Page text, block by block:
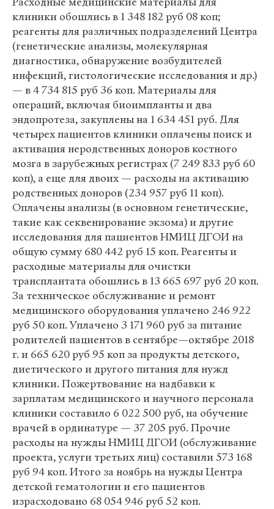
клиники обошлись в 1 348 182 руб 08 коп;
реагенты для различных подразделений Центра
(генетические анализы, молекулярная
диагностика, обнаружение возбудителей
инфекций, гистологические исследования и др.)
— в 4 734 815 руб 36 коп. Материалы для
операций, включая биоимпланты и два
эндопротеза, закуплены на 1 634 451 руб. Для
четырех пациентов клиники оплачены поиск и
активация неродственных доноров костного
мозга в зарубежных регистрах (7 249 833 руб 60
коп), а еще для двоих — расходы на активацию
родственных доноров (234 957 руб 11 коп).
Оплачены анализы (в основном генетические,
такие как секвенирование экзома) и другие
исследования для пациентов НМИЦ ДГОИ на
общую сумму 680 442 руб 15 коп. Реагенты и
расходные материалы для очистки
трансплантата обошлись в 13 665 697 руб 20 коп.
За техническое обслуживание и ремонт
медицинского оборудования уплачено 246 922
руб 50 коп. Уплачено 3 171 960 руб за питание
родителей пациентов в сентябре—октябре 2018
г. и 665 620 руб 95 коп за продукты детского,
диетического и другого питания для нужд
клиники. Пожертвование на надбавки к
зарплатам медицинского и научного персонала
клиники составило 6 022 500 руб, на обучение
врачей в ординатуре — 37 205 руб. Прочие
расходы на нужды НМИЦ ДГОИ (обслуживание
проекта, услуги третьих лиц) составили 573 168
руб 94 коп. Итого за ноябрь на нужды Центра
детской гематологии и его пациентов
израсходовано 68 054 946 руб 52 коп.